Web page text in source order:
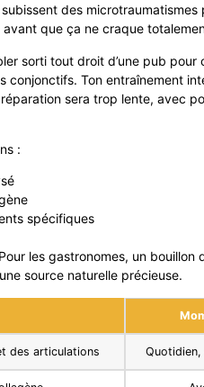
des
avant que ça ne craque
sorti tout droit d’une pub pour
Ton entraînement
sera trop lente, avec
:
spécifiques
les gastronomes, un bouillon
source naturelle précieuse.
des articulations